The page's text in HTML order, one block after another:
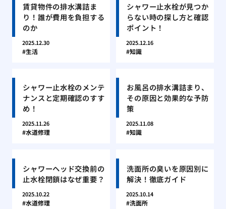
賃貸物件の排水溝詰ま
り！誰が費用を負担する
のか
2025.12.30
生活
シャワー止水栓が見つか
らない時の探し方と確認
ポイント！
2025.12.16
知識
シャワー止水栓のメンテ
ナンスと定期確認のすす
め！
2025.11.26
水道修理
お風呂の排水溝詰まり、
その原因と効果的な予防
策
2025.11.08
知識
シャワーヘッド交換前の
止水栓閉鎖はなぜ重要？
2025.10.22
水道修理
洗面所の臭いを原因別に
解決！徹底ガイド
2025.10.14
洗面所